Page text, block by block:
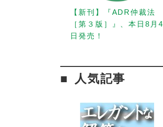
【新刊】『ADR仲裁法
［第３版］』、本日8月4
日発売！
人気記事